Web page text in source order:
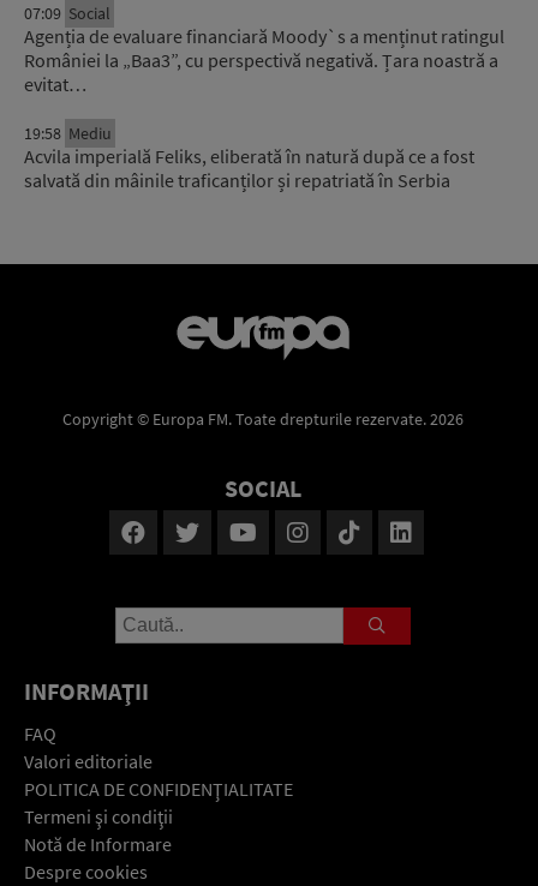
07:09 Social
Agenția de evaluare financiară Moody`s a menținut ratingul
României la „Baa3”, cu perspectivă negativă. Țara noastră a
evitat…
19:58 Mediu
Acvila imperială Feliks, eliberată în natură după ce a fost
salvată din mâinile traficanților și repatriată în Serbia
Copyright © Europa FM. Toate drepturile rezervate. 2026
SOCIAL
INFORMAŢII
FAQ
Valori editoriale
POLITICA DE CONFIDENŢIALITATE
Termeni şi condiţii
Notă de Informare
Despre cookies